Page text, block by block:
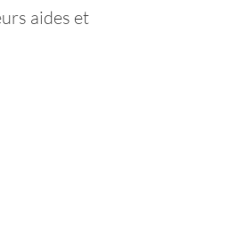
aides et